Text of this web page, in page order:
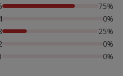
5 estrelas, 25% das75%
0%
25%
0%
0%